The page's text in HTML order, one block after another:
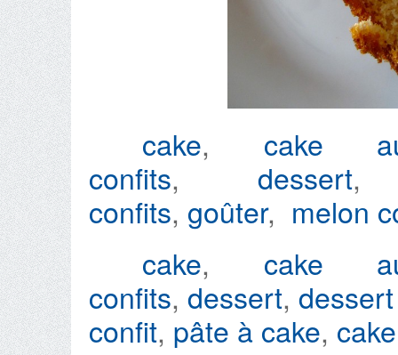
cake, cake
confits,dessert
confits, goûter, melon
cake, cake
confits,dessert,
confit, pâte à cake,